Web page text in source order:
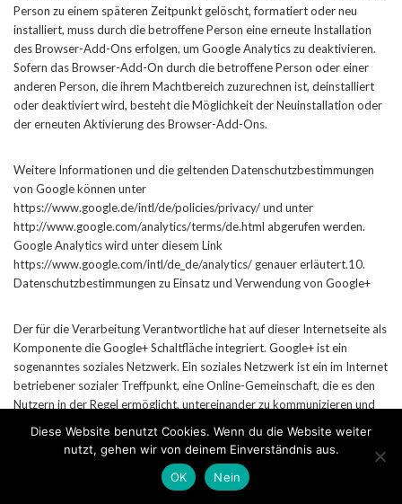
Person zu einem späteren Zeitpunkt gelöscht, formatiert oder neu
installiert, muss durch die betroffene Person eine erneute Installation
des Browser-Add-Ons erfolgen, um Google Analytics zu deaktivieren.
Sofern das Browser-Add-On durch die betroffene Person oder einer
anderen Person, die ihrem Machtbereich zuzurechnen ist, deinstalliert
oder deaktiviert wird, besteht die Möglichkeit der Neuinstallation oder
der erneuten Aktivierung des Browser-Add-Ons.
Weitere Informationen und die geltenden Datenschutzbestimmungen
von Google können unter
https://www.google.de/intl/de/policies/privacy/ und unter
http://www.google.com/analytics/terms/de.html abgerufen werden.
Google Analytics wird unter diesem Link
https://www.google.com/intl/de_de/analytics/ genauer erläutert.10.
Datenschutzbestimmungen zu Einsatz und Verwendung von Google+
Der für die Verarbeitung Verantwortliche hat auf dieser Internetseite als
Komponente die Google+ Schaltfläche integriert. Google+ ist ein
sogenanntes soziales Netzwerk. Ein soziales Netzwerk ist ein im Internet
betriebener sozialer Treffpunkt, eine Online-Gemeinschaft, die es den
Nutzern in der Regel ermöglicht, untereinander zu kommunizieren und
Plattform zum Austausch von Meinungen und Erfahrungen dienen oder
ermöglicht es der Internetgemeinschaft, persönliche oder
unternehmensbezogene Informationen bereitzustellen. Google+
Diese Website benutzt Cookies. Wenn du die Website weiter
nutzt, gehen wir von deinem Einverständnis aus.
OK
Nein